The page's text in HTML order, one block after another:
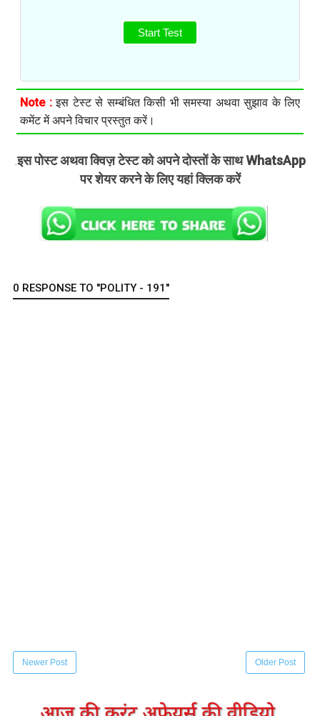
Start Test
Note :इस टेस्ट से सम्बंधित किसी भी समस्या अथवा सुझाव के लिए
कमेंट में अपने विचार प्रस्तुत करें।
.इस पोस्ट अथवा क्विज़ टेस्ट को अपने दोस्तों के साथ WhatsApp
पर शेयर करने के लिए यहां क्लिक करें
0 RESPONSE TO "POLITY - 191"
Newer Post Older Post